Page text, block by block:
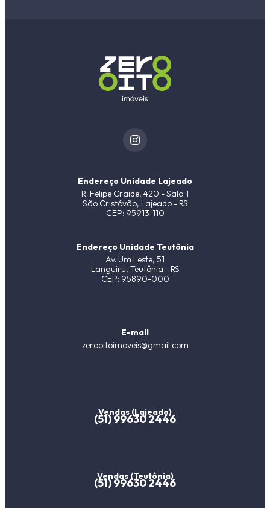
Endereço Unidade Lajeado
R. Felipe Craide, 420 - Sala 1
São Cristóvão, Lajeado - RS
CEP: 95913-110
Endereço Unidade Teutônia
Av. Um Leste, 51
Languiru, Teutônia - RS
CEP: 95890-000
E-mail
zerooitoimoveis@gmail.com
Vendas (Lajeado)
(51) 99630 2446
Vendas (Teutônia)
(51) 99630 2446